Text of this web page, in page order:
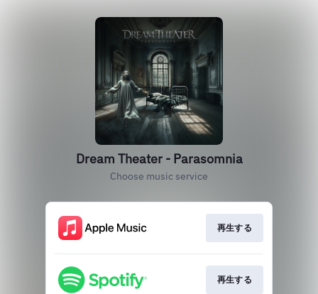
Dream Theater - Parasomnia
Choose music service
再生する
再生する